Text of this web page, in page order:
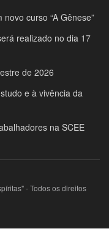
curso “A Gênese”
realizado no dia 17
de 2026
e à vivência da
na SCEE
- Todos os direitos